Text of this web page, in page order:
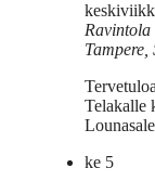
Ravintola
Tampere,
Telakalle
ke 5